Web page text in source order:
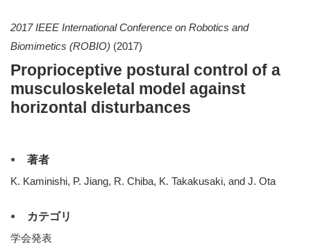
2017 IEEE International Conference on Robotics and
Biomimetics (ROBIO) (2017)
Proprioceptive postural control of a
musculoskeletal model against
horizontal disturbances
著者
K. Kaminishi, P. Jiang, R. Chiba, K. Takakusaki, and J. Ota
カテゴリ
学会発表